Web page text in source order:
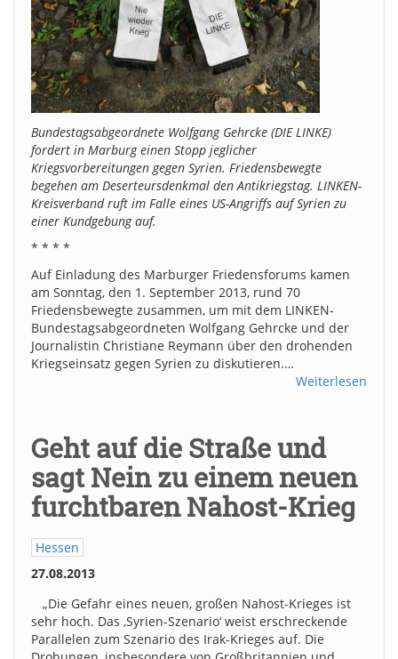
Bundestagsabgeordnete Wolfgang Gehrcke (DIE LINKE)
fordert in Marburg einen Stopp jeglicher
Kriegsvorbereitungen gegen Syrien. Friedensbewegte
begehen am Deserteursdenkmal den Antikriegstag. LINKEN-
Kreisverband ruft im Falle eines US-Angriffs auf Syrien zu
einer Kundgebung auf.
* * * *
Auf Einladung des Marburger Friedensforums kamen
am Sonntag, den 1. September 2013, rund 70
Friedensbewegte zusammen, um mit dem LINKEN-
Bundestagsabgeordneten Wolfgang Gehrcke und der
Journalistin Christiane Reymann über den drohenden
Kriegseinsatz gegen Syrien zu diskutieren.…
Weiterlesen
Geht auf die Straße und
sagt Nein zu einem neuen
furchtbaren Nahost-Krieg
Hessen
27.08.2013
„Die Gefahr eines neuen, großen Nahost-Krieges ist
sehr hoch. Das ‚Syrien-Szenario‘ weist erschreckende
Parallelen zum Szenario des Irak-Krieges auf. Die